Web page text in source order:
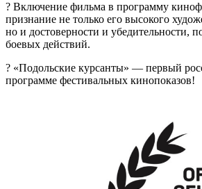
? Включение фильма в программу
признание не только его высокого
но и достоверности и убедительности,
боевых действий.
? «Подольские курсанты» — первый
программе фестивальных кинопоказов!